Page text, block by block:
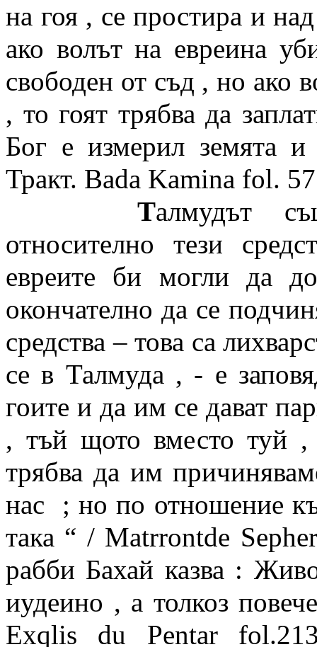
на гоя , се простира и
ако волът на евреина
свободен от съд , но ако
, то гоят трябва да
Бог е измерил земята
Тракт. Bada
Талмудът също дава съвети на евреите и относително тези средства , при помощта на които евреите би могли да достигнат и главната си цел – окончателно да се подчинят гоите материално . Главните средства – това са лихварството и измамата . “ Бог – казва се в Талмуда , - е заповядвал да се вземат проценти от гоите и да им се дават пари не иначе , а само за проценти , тъй щото вместо туй , да им се оказва помощ , ние трябва да им причиняваме вреда , ако това е полезно за нас ; но по отношение към евреите не трябва да правим така “ / Matrrontde Sepher Mir. fol. 73. 4. /. Знаменитият рабби Бахай казва : Животът на гоя е в твоите ръце , о иудеино , а толкоз повече ти принадлежи златото му “ / Exqlis du Pentar fol.213 , 4./. Благодарение на тая доктрина за лихварството , което е задължително за евреите , като правило на религията им , в техни ръце се съсредоточава грамадно богатство. Понякога това лихварство е достигало до невероятни размери . В съчиненията на Янсена са приведени данни , които доказват , че евреи са вземали 300 , 400 и дори 600 процента в година. Покрай лихварството Талмудът предписва на евреите да употребяват по отношение към неевреите всички способи на измама и кражба , например : гоят изгубил някой предмет или кесия , евреинът го намерил и той не трябва да го възвръща на гоя , защото е писано : “ Запрещава се да се повръща на гоя туй , що е изгубил ; този , който повърне на гоя , що е изгубил , няма да намери милост от Бога “/Тракт. Sampelrin , fol. 76 b. /. Раби Раши разсъждава : “ Да възвърнем на гоя туй , що е изгубил , това значи да сравним нечестивия с израилтянина , а това е грешно “/ Пак там ./. “Който възвръща на неуидей изгубена вещ , прави грях , защото съдействува за могъществото на нечестивия “/Sak. Chaz hlieh Cez./. , казва рабби Маймонид . Рабби Жерухан прибавя : “ Ако гоят има свидетелство , което доказва , че той е дал на заем пари на евреин и ако гоят изгуби това свидетелство , то евреинът който го намери , не трябва да го възвръща на гоя , защото задължението на неговия брат е изгубило силата си в тоя момент , когато го е намерил . Ако пък евреинът , който е намерил полица , би пожелал да я възвърне на гоя , то неговият брат трябва да му запрети да направи това , казвайки : “ Ако ти желаеш да светиш името на Бога , то не прави това “ / Nethih , IV./. Този съвет напълно се съгласува с морала на Талмуда , защото гоят по Талмуда няма право на собственост , която принадлежи само на едните евреи. Евреинът , който заема пари от гоя получава само туй , що му принадлежи .Същите правила се преподават от Талмуда и за търговията : “ Позволено е , казва Талмудът , да вземете проценти от гоя , а също и да го измамвате при продажба на някоя вещ , но ако продавате нещо на ближния си , т.е. на евреин , ако купувате нещо от него , то не трябва да го